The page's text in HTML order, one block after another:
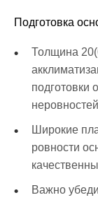
Подготовка
Толщина
подготовки
Широкие
ровности
Важно